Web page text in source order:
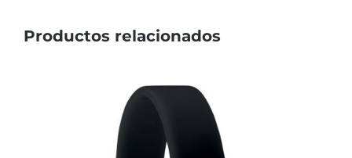
Productos relacionados